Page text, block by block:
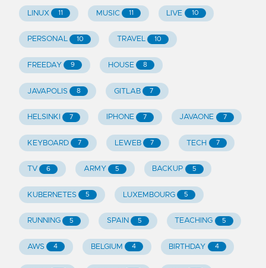
LINUX 11 MUSIC 11 LIVE 10
PERSONAL 10 TRAVEL 10
FREEDAY 9 HOUSE 8
JAVAPOLIS 8 GITLAB 7
HELSINKI 7 IPHONE 7 JAVAONE 7
KEYBOARD 7 LEWEB 7 TECH 7
TV 6 ARMY 5 BACKUP 5
KUBERNETES 5 LUXEMBOURG 5
RUNNING 5 SPAIN 5 TEACHING 5
AWS 4 BELGIUM 4 BIRTHDAY 4